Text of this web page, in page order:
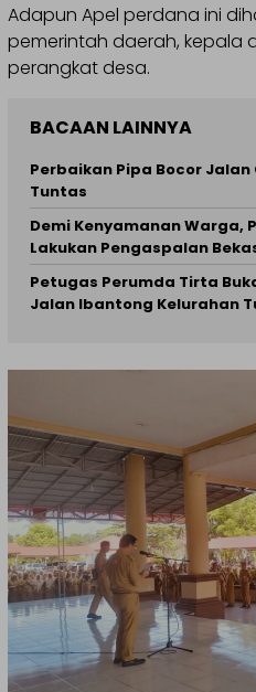
Adapun Apel perdana ini
pemerintah daerah, kepala
perangkat desa.
BACAAN LAINNYA
Perbaikan Pipa Bocor
Tuntas
Demi Kenyamanan Warga,
Lakukan Pengaspalan
Petugas Perumda Tirta
Jalan Ibantong Kelurahan